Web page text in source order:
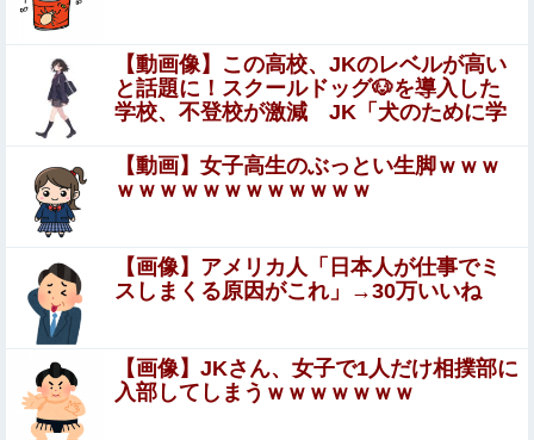
【悲報】高市政権「永住許可厳格化するわ」外国
人さん「もう日本ええわ…」
【スターウォーズ】ライトセーバーって握りづらそうだよ
ね…
盆正月に夫の実家に長時間滞在しなきゃいけないのが苦
痛。私「貴方は私の実家を早々に退散する。私もそうして
いいはず」夫「それは男だから許されること。女は許され
旦那を亡くして８年。介護するつもりでウトメと同居して
たのに「早く出て行け」とコトメがうるさい。私もウトメ
も納得して同居してるんだから干渉しないでくれる！
町の弁当屋「申し訳ないが消費税1%になったらその分商
品代を値上げするわ」
【動画像】この高校、JKのレベルが高い
と話題に！スクールドッグ🐶を導入した
学校、不登校が激減 JK「犬のために学
【動画】女子高生のぶっとい生脚ｗｗｗ
ｗｗｗｗｗｗｗｗｗｗｗｗ
【画像】アメリカ人「日本人が仕事でミ
スしまくる原因がこれ」→30万いいね
【画像】JKさん、女子で1人だけ相撲部に
入部してしまうｗｗｗｗｗｗｗ